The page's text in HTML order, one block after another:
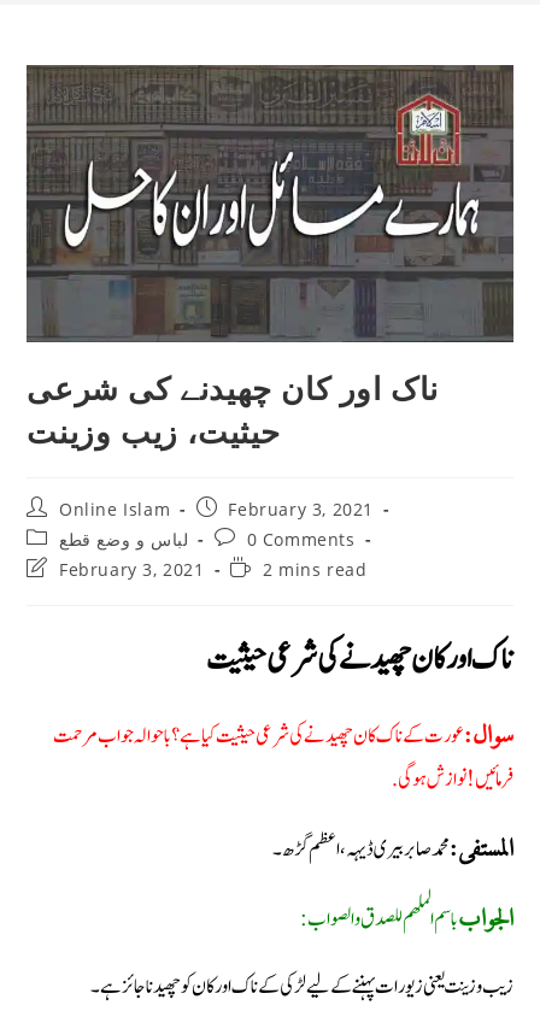
ناک اور کان چھیدنے کی شرعی
حیثیت، زیب وزینت
Post
author:
Online Islam
Post
published:
February 3, 2021
Post
category:
لباس و وضع قطع
Post
comments:
0 Comments
PostFebruary 3, 2021
Reading2 mins read
ناک اور کان چھیدنے کی شرعی حیثیت
سوال:عورت کے ناک کان چھیدنے کی شرعی حیثیت کیا ہے؟ با حوالہ جواب مرحمت
فرمائیں! نوازش ہوگی.
المستفی:محمد صابر بیری ڈیہہ، اعظم گڑھ۔
الجوابباسم الملھم للصدق والصواب:
زیب وزینت یعنی زیورات پہننے کے لیے لڑکی کے ناک اور کان کو چھیدنا جائز ہے۔